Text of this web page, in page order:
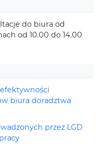
do biura od
od 10.00 do 14.00
biura doradztwa
przez LGD